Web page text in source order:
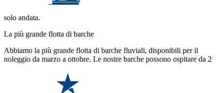
solo andata.
La più grande flotta di barche
Abbiamo la più grande flotta di barche fluviali, disponibili per il
noleggio da marzo a ottobre. Le nostre barche possono ospitare da 2